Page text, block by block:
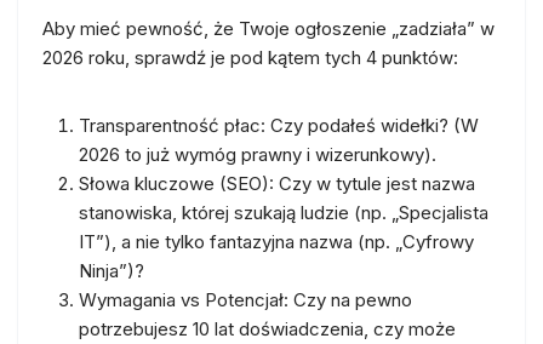
Aby mieć pewność, że Twoje ogłoszenie „zadziała” w
2026 roku, sprawdź je pod kątem tych 4 punktów:
Transparentność płac: Czy podałeś widełki? (W
2026 to już wymóg prawny i wizerunkowy).
Słowa kluczowe (SEO): Czy w tytule jest nazwa
stanowiska, której szukają ludzie (np. „Specjalista
IT”), a nie tylko fantazyjna nazwa (np. „Cyfrowy
Ninja”)?
Wymagania vs Potencjał: Czy na pewno
potrzebujesz 10 lat doświadczenia, czy może